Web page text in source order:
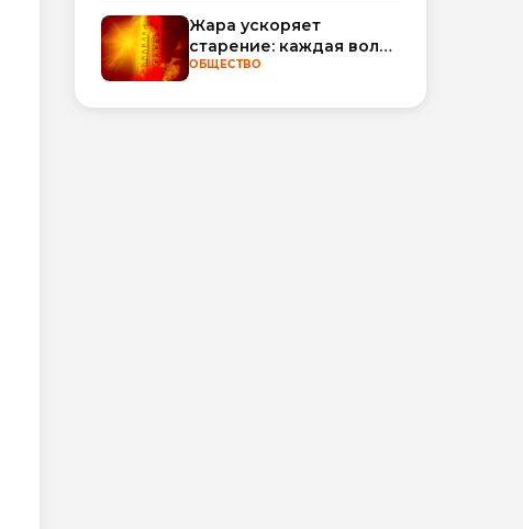
Жара ускоряет
старение: каждая волна
тепла добавляет
биологического
ОБЩЕСТВО